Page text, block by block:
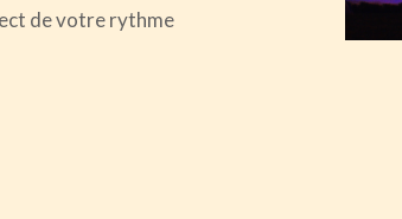
de votre rythme